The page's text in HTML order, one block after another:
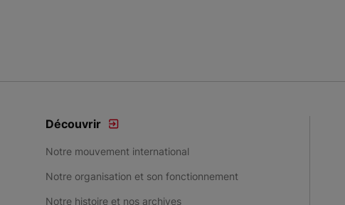
Découvrir
Notre mouvement international
Notre organisation et son fonctionnement
Notre histoire et nos archives